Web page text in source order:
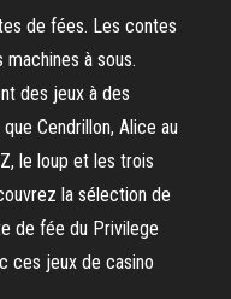
de fées. Les contes
à sous.
des jeux à des
Cendrillon, Alice au
le loup et les trois
la sélection de
de fée du Privilege
ces jeux de casino